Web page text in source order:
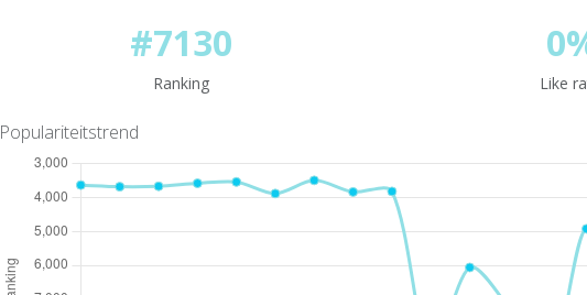
#7130
Ranking Like
Populariteitstrend